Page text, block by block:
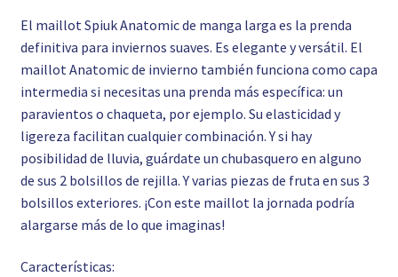
El maillot Spiuk Anatomic de manga larga es la prenda
definitiva para inviernos suaves. Es elegante y versátil. El
maillot Anatomic de invierno también funciona como capa
intermedia si necesitas una prenda más específica: un
paravientos o chaqueta, por ejemplo. Su elasticidad y
ligereza facilitan cualquier combinación. Y si hay
posibilidad de lluvia, guárdate un chubasquero en alguno
de sus 2 bolsillos de rejilla. Y varias piezas de fruta en sus 3
bolsillos exteriores. ¡Con este maillot la jornada podría
alargarse más de lo que imaginas!
Características: